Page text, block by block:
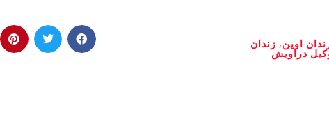
اوین, زندان
دراویش